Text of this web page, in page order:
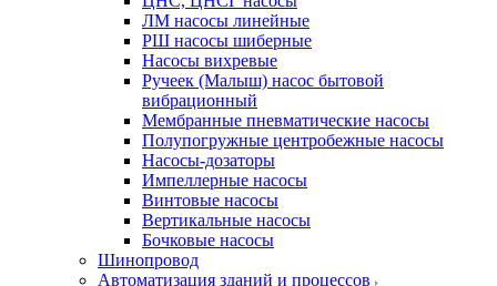
ЛМ насосы линейные
РШ насосы шиберные
Насосы вихревые
Ручеек (Малыш) насос бытовой
вибрационный
Мембранные пневматические насосы
Полупогружные центробежные насосы
Насосы-дозаторы
Импеллерные насосы
Винтовые насосы
Вертикальные насосы
Бочковые насосы
Шинопровод
Автоматизация зданий и процессов